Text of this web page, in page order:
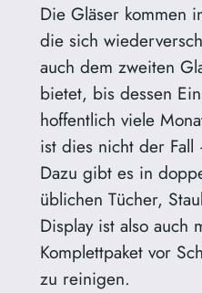
Die Gläser kommen
die sich
auch dem zweiten
bietet, bis dessen
hoffentlich viele
ist dies nicht der
Dazu gibt es in
üblichen Tücher,
Display ist also auch
Komplettpaket vor
zu reinigen.